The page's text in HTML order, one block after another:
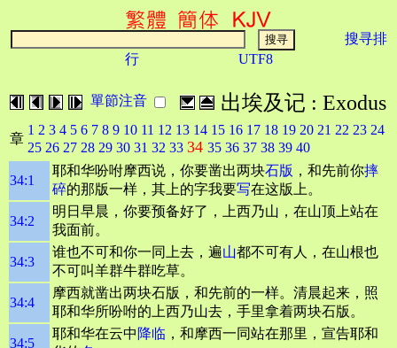
搜寻排
行
UTF8
單節注音 出埃及记 : Exodus
章
1 2 3 4 5 6 7 8 9 10 11 12 13 14 15 16 17 18 19 20 21 22 23 24
25 26 27 28 29 30 31 32 33 34 35 36 37 38 39 40
34:1
耶和华吩咐摩西说，你要凿出两块石版 ，和先前你摔
碎的那版一样，其上的字我要写在这版上。
34:2
明日早晨，你要预备好了，上西乃山，在山顶上站在
我面前。
34:3
谁也不可和你一同上去，遍山都不可有人，在山根也
不可叫羊群牛群吃草。
34:4
摩西就凿出两块石版，和先前的一样。清晨起来，照
耶和华所吩咐的上西乃山去，手里拿着两块石版。
34:5
耶和华在云中 降临 ，和摩西一同站在那里，宣告耶和